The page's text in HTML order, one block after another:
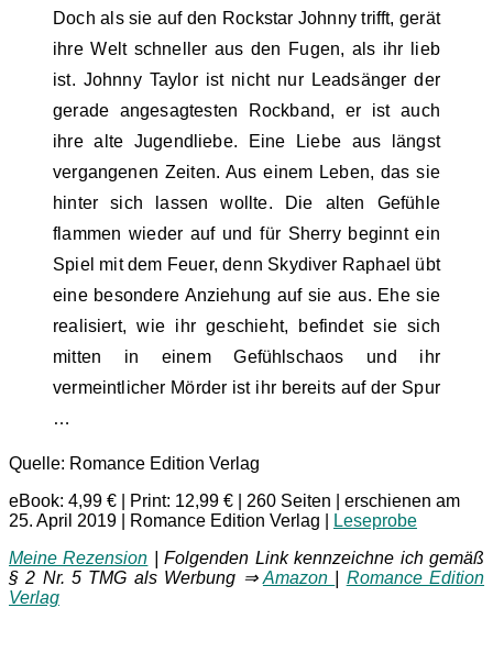
Doch als sie auf den Rockstar Johnny trifft, gerät
ihre Welt schneller aus den Fugen, als ihr lieb
ist. Johnny Taylor ist nicht nur Leadsänger der
gerade angesagtesten Rockband, er ist auch
ihre alte Jugendliebe. Eine Liebe aus längst
vergangenen Zeiten. Aus einem Leben, das sie
hinter sich lassen wollte. Die alten Gefühle
flammen wieder auf und für Sherry beginnt ein
Spiel mit dem Feuer, denn Skydiver Raphael übt
eine besondere Anziehung auf sie aus. Ehe sie
realisiert, wie ihr geschieht, befindet sie sich
mitten in einem Gefühlschaos und ihr
vermeintlicher Mörder ist ihr bereits auf der Spur
…
Quelle: Romance Edition Verlag
eBook: 4,99 € | Print: 12,99 € | 260 Seiten | erschienen am
25. April 2019 | Romance Edition Verlag |
Leseprobe
Meine Rezension | Folgenden Link kennzeichne ich gemäß
§ 2 Nr. 5 TMG als Werbung ⇒ Amazon
Romance Edition
Verlag